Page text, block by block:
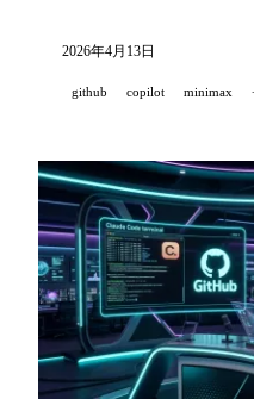
API 向全球开放，
2026年4月13日
github copilot minimax